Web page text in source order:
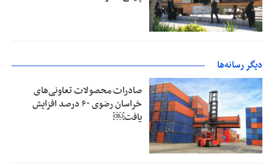
دیگر رسانه‌ها
صادرات محصولات تعاونی‌های
خراسان رضوی ۶۰ درصد افزایش
یافت￼